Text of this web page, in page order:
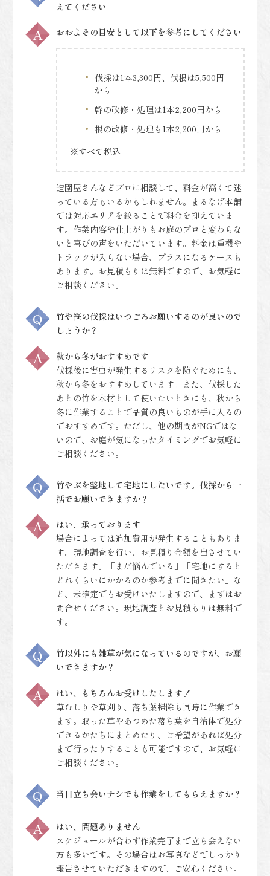
えてください
おおよその目安として以下を参考にしてください
伐採は1本3,300円、伐根は5,500円
から
幹の改修・処理は1本2,200円から
根の改修・処理も1本2,200円から
※すべて税込
造園屋さんなどプロに相談して、料金が高くて迷
っている方もいるかもしれません。まるなげ本舗
では対応エリアを絞ることで料金を抑えていま
す。作業内容や仕上がりもお庭のプロと変わらな
いと喜びの声をいただいています。料金は重機や
トラックが入らない場合、プラスになるケースも
あります。お見積もりは無料ですので、お気軽に
ご相談ください。
竹や笹の伐採はいつごろお願いするのが良いので
しょうか？
秋から冬がおすすめです
伐採後に害虫が発生するリスクを防ぐためにも、
秋から冬をおすすめしています。また、伐採した
あとの竹を木材として使いたいときにも、秋から
冬に作業することで品質の良いものが手に入るの
でおすすめです。ただし、他の期間がNGではな
いので、お庭が気になったタイミングでお気軽に
ご相談ください。
竹やぶを整地して宅地にしたいです。伐採から一
括でお願いできますか？
はい、承っております
場合によっては追加費用が発生することもありま
す。現地調査を行い、お見積り金額を出させてい
ただきます。「まだ悩んでいる」「宅地にすると
どれくらいにかかるのか参考までに聞きたい」な
ど、未確定でもお受けいたしますので、まずはお
問合せください。現地調査とお見積もりは無料で
す。
竹以外にも雑草が気になっているのですが、お願
いできますか？
はい、もちろんお受けしたします！
草むしりや草刈り、落ち葉掃除も同時に作業でき
ます。取った草やあつめた落ち葉を自治体で処分
できるかたちにまとめたり、ご希望があれば処分
まで行ったりすることも可能ですので、お気軽に
ご相談ください。
当日立ち会いナシでも作業をしてもらえますか？
はい、問題ありません
スケジュールが合わず作業完了まで立ち会えない
方も多いです。その場合はお写真などでしっかり
報告させていただきますので、ご安心ください。